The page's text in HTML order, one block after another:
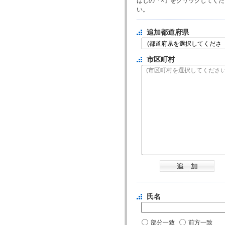
い。
追加都道府県
市区町村
氏名
部分一致 前方一致